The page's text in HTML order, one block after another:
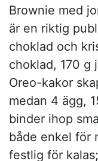
Brownie med
är en riktig
choklad och
choklad, 170 g
Oreo-kakor
medan 4 ägg,
binder ihop
både enkel för
festlig för